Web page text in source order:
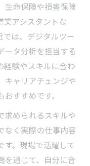
生命保険や損害保険
業アシスタントな
では、デジタルツー
ータ分析を担当する
経験やスキルに合わ
キャリアチェンジや
すすめです。
求められるスキルや
なく実際の仕事内容
す。現場で活躍して
を通じて、自分に合